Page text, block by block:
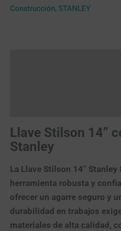
Construcción, STANLEY
Llave Stilson 14”
Stanley
La Llave Stilson 14” Stanley
herramienta robusta y
ofrecer un agarre seguro y
durabilidad en trabajos
materiales de alta calidad,